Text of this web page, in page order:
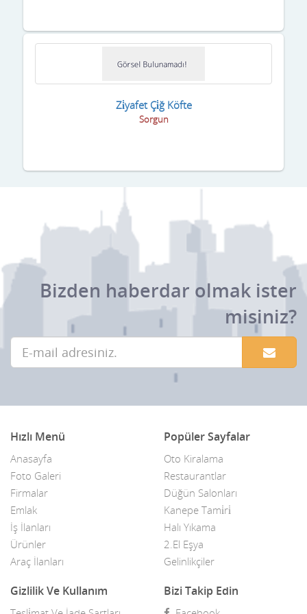
Zi̇yafet Çi̇ğ Köfte
Sorgun
Bizden haberdar olmak ister
misiniz?
Hızlı Menü
Anasayfa
Foto Galeri
Firmalar
Emlak
İş İlanları
Ürünler
Araç İlanları
Popüler Sayfalar
Oto Kiralama
Restaurantlar
Düğün Salonları
Kanepe Tami̇ri̇
Halı Yıkama
2.El Eşya
Gelinlikçiler
Gizlilik Ve Kullanım Bizi Takip Edin